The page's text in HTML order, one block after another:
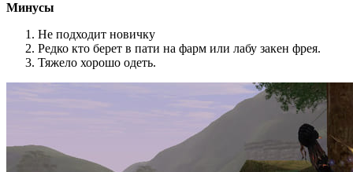
Минусы
Не подходит новичку
Редко кто берет в пати на фарм или лабу закен фрея.
Тяжело хорошо одеть.